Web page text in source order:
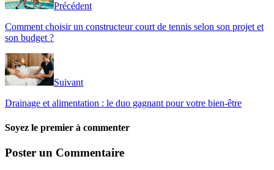
Précédent
Comment choisir un constructeur court de tennis selon son projet et
son budget ?
Suivant
Drainage et alimentation : le duo gagnant pour votre bien-être
Soyez le premier à commenter
Poster un Commentaire